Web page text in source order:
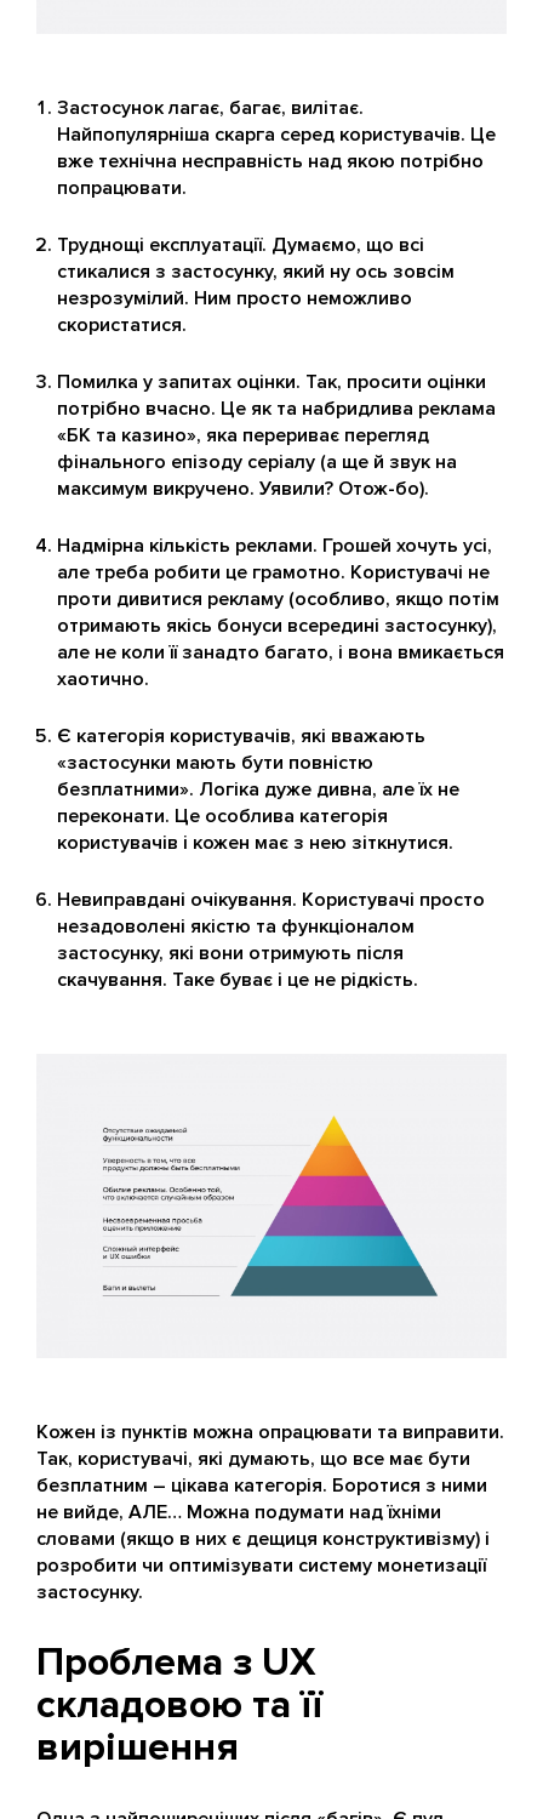
Застосунок лагає, багає, вилітає.
Найпопулярніша скарга серед користувачів. Це
вже технічна несправність над якою потрібно
попрацювати.
Труднощі експлуатації. Думаємо, що всі
стикалися з застосунку, який ну ось зовсім
незрозумілий. Ним просто неможливо
скористатися.
Помилка у запитах оцінки. Так, просити оцінки
потрібно вчасно. Це як та набридлива реклама
«БК та казино», яка перериває перегляд
фінального епізоду серіалу (а ще й звук на
максимум викручено. Уявили? Отож-бо).
Надмірна кількість реклами. Грошей хочуть усі,
але треба робити це грамотно. Користувачі не
проти дивитися рекламу (особливо, якщо потім
отримають якісь бонуси всередині застосунку),
але не коли її занадто багато, і вона вмикається
хаотично.
Є категорія користувачів, які вважають
«застосунки мають бути повністю
безплатними». Логіка дуже дивна, але їх не
переконати. Це особлива категорія
користувачів і кожен має з нею зіткнутися.
Невиправдані очікування. Користувачі просто
незадоволені якістю та функціоналом
застосунку, які вони отримують після
скачування. Таке буває і це не рідкість.
Кожен із пунктів можна опрацювати та виправити.
Так, користувачі, які думають, що все має бути
безплатним – цікава категорія. Боротися з ними
не вийде, АЛЕ… Можна подумати над їхніми
словами (якщо в них є дещиця конструктивізму) і
розробити чи оптимізувати систему монетизації
застосунку.
Проблема з UX
складовою та її
вирішення